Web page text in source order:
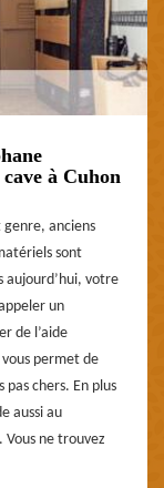
à Cuhon
anciens
sont
aujourd’hui, votre
un
de l’aide
permet de
pas chers. En plus
aussi au
Vous ne trouvez